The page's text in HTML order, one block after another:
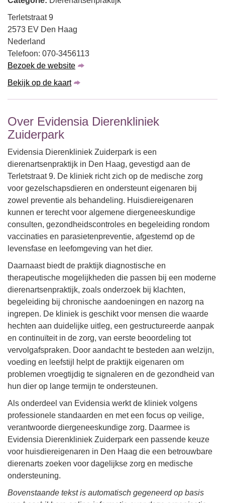
Terletstraat 9
2573 EV Den Haag
Nederland
Telefoon: 070-3456113
Bezoek de website
Bekijk op de kaart
Over Evidensia Dierenkliniek
Zuiderpark
Evidensia Dierenkliniek Zuiderpark is een
dierenartsenpraktijk in Den Haag, gevestigd aan de
Terletstraat 9. De kliniek richt zich op de medische zorg
voor gezelschapsdieren en ondersteunt eigenaren bij
zowel preventie als behandeling. Huisdiereigenaren
kunnen er terecht voor algemene diergeneeskundige
consulten, gezondheidscontroles en begeleiding rondom
vaccinaties en parasietenpreventie, afgestemd op de
levensfase en leefomgeving van het dier.
Daarnaast biedt de praktijk diagnostische en
therapeutische mogelijkheden die passen bij een moderne
dierenartsenpraktijk, zoals onderzoek bij klachten,
begeleiding bij chronische aandoeningen en nazorg na
ingrepen. De kliniek is geschikt voor mensen die waarde
hechten aan duidelijke uitleg, een gestructureerde aanpak
en continuïteit in de zorg, van eerste beoordeling tot
vervolgafspraken. Door aandacht te besteden aan welzijn,
voeding en leefstijl helpt de praktijk eigenaren om
problemen vroegtijdig te signaleren en de gezondheid van
hun dier op lange termijn te ondersteunen.
Als onderdeel van Evidensia werkt de kliniek volgens
professionele standaarden en met een focus op veilige,
verantwoorde diergeneeskundige zorg. Daarmee is
Evidensia Dierenkliniek Zuiderpark een passende keuze
voor huisdiereigenaren in Den Haag die een betrouwbare
dierenarts zoeken voor dagelijkse zorg en medische
ondersteuning.
Bovenstaande tekst is automatisch gegeneerd op basis